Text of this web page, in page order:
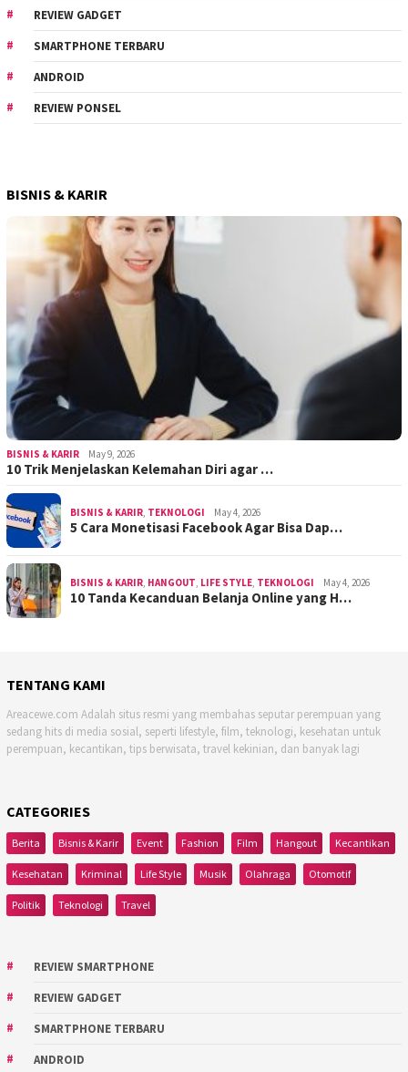
REVIEW GADGET
SMARTPHONE TERBARU
ANDROID
REVIEW PONSEL
BISNIS & KARIR
BISNIS & KARIR May 9, 2026
10 Trik Menjelaskan Kelemahan Diri agar …
BISNIS & KARIR TEKNOLOGI May 4, 2026
5 Cara Monetisasi Facebook Agar Bisa Dap…
BISNIS & KARIR HANGOUT LIFE STYLE TEKNOLOGI May 4, 2026
10 Tanda Kecanduan Belanja Online yang H…
TENTANG KAMI
Areacewe.com Adalah situs resmi yang membahas seputar perempuan yang
sedang hits di media sosial, seperti lifestyle, film, teknologi, kesehatan untuk
perempuan, kecantikan, tips berwisata, travel kekinian, dan banyak lagi
CATEGORIES
Berita Bisnis & Karir Event Fashion Film Hangout Kecantikan
Kesehatan Kriminal Life Style Musik Olahraga Otomotif
Politik Teknologi Travel
REVIEW SMARTPHONE
REVIEW GADGET
SMARTPHONE TERBARU
ANDROID